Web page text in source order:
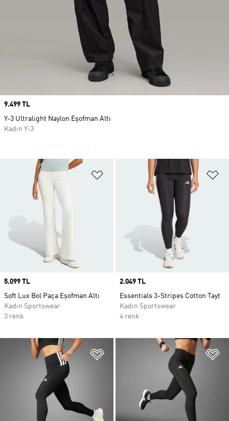
Favori Listesine Ekle
Price
5.099 TL
Soft Lux Bol Paça Eşofman Altı
Kadın Sportswear
3 renk
Price
2.049 TL
Essentials 3-Stripes Cotton Tayt
Kadın Sportswear
4 renk
Favori Listesine Ekle
Price
9.499 TL
Y-3 Ultralight Naylon Eşofman Altı
Kadın Y-3